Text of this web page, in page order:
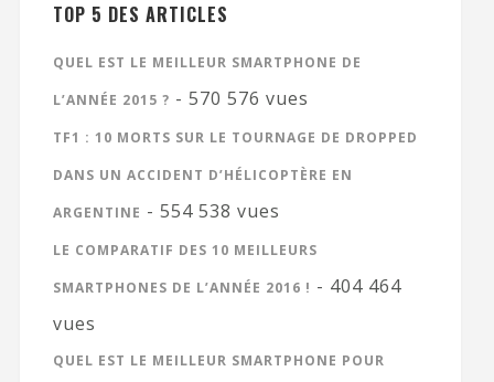
TOP 5 DES ARTICLES
QUEL EST LE MEILLEUR SMARTPHONE DE
L’ANNÉE 2015 ? - 570 576 vues
TF1 : 10 MORTS SUR LE TOURNAGE DE DROPPED
DANS UN ACCIDENT D’HÉLICOPTÈRE EN
ARGENTINE - 554 538 vues
LE COMPARATIF DES 10 MEILLEURS
SMARTPHONES DE L’ANNÉE 2016 ! - 404 464
vues
QUEL EST LE MEILLEUR SMARTPHONE POUR